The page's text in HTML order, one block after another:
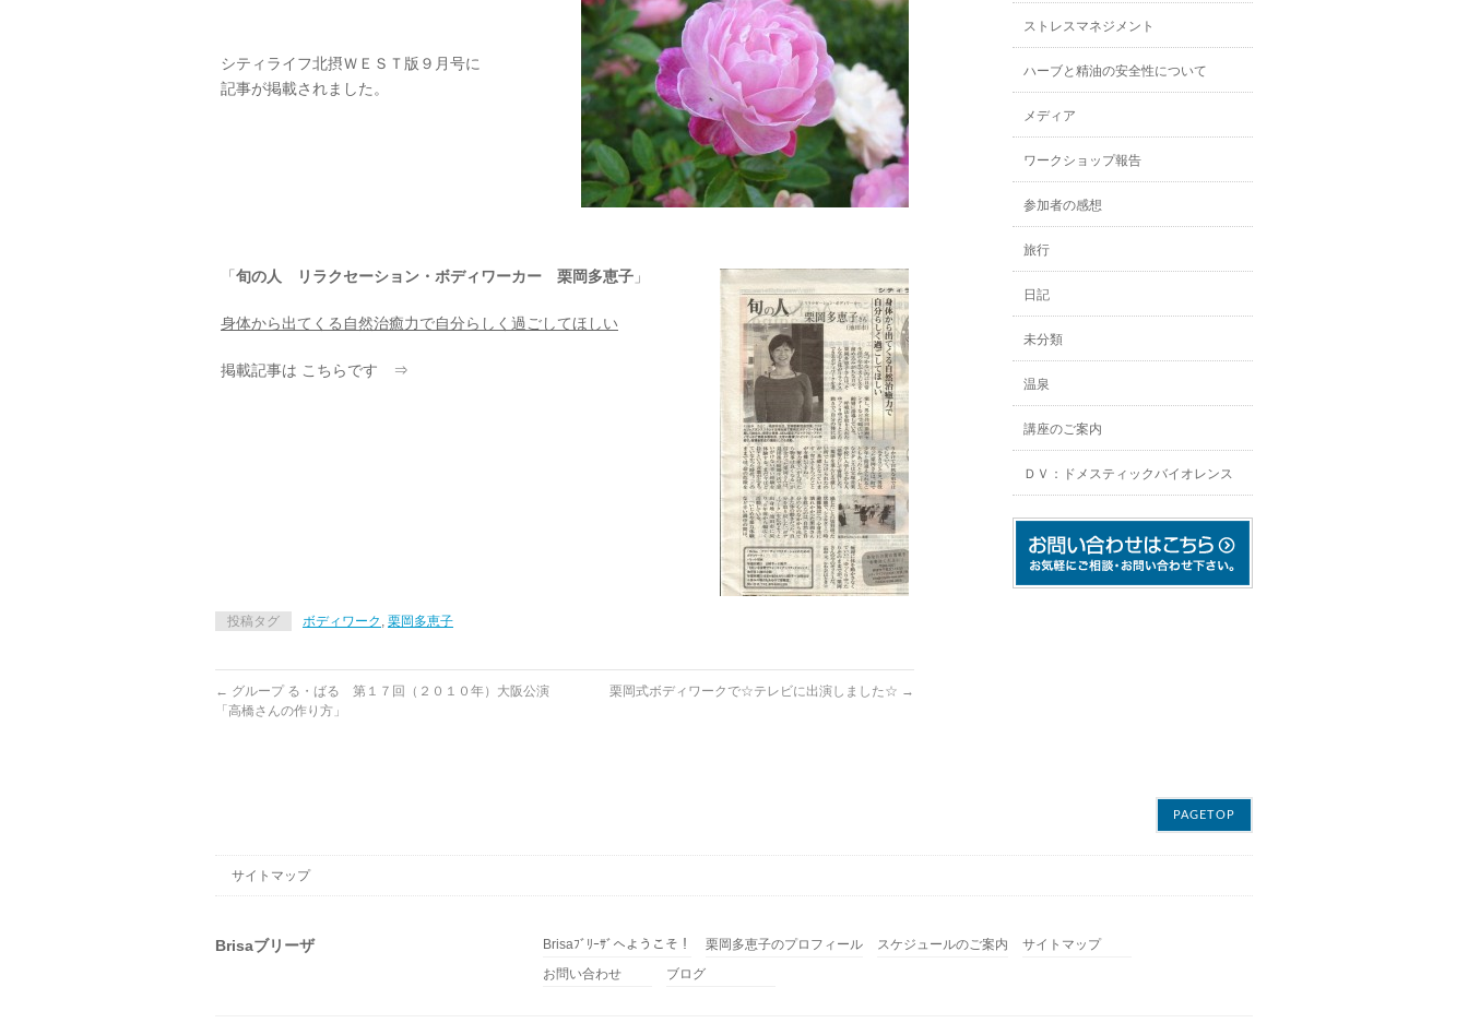
シティライフ北摂ＷＥＳＴ版９月号に
記事が掲載されました。
「 旬の人 リラクセーション・ボディワーカー 栗岡多恵子 」
身体から出てくる自然治癒力で自分らしく過ごしてほしい
掲載記事は こちらです ⇒
投稿タグ ボディワーク , 栗岡多恵子
← グループ る・ばる 第１７回（２０１０年）大阪公演
「高橋さんの作り方」
栗岡式ボディワークで☆テレビに出演しました☆ →
ストレスマネジメント
ハーブと精油の安全性について
メディア
ワークショップ報告
参加者の感想
旅行
日記
未分類
温泉
講座のご案内
ＤＶ：ドメスティックバイオレンス
PAGETOP
サイトマップ
Brisaブリーザ Brisaﾌﾞﾘｰｻﾞへようこそ！ 栗岡多恵子のプロフィール スケジュールのご案内
サイトマップ
お問い合わせ
ブログ